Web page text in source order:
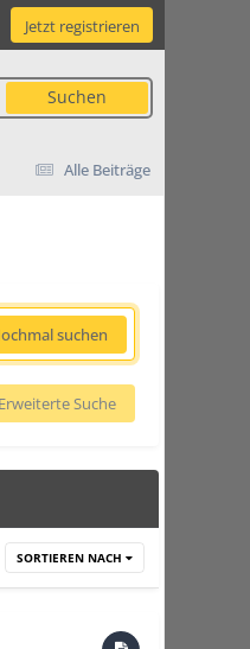
Jetzt registrieren
Suchen
Alle Beiträge
suchen
Suche
SORTIEREN NACH